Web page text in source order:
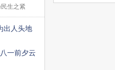
生之紧
是防止返
”
出人头地
一前夕云